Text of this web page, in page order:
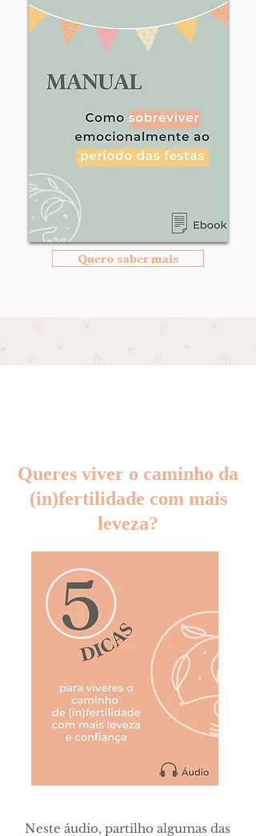
Quero saber mais
Queres viver o caminho da
(in)fertilidade com mais
leveza?
Neste áudio, partilho algumas das